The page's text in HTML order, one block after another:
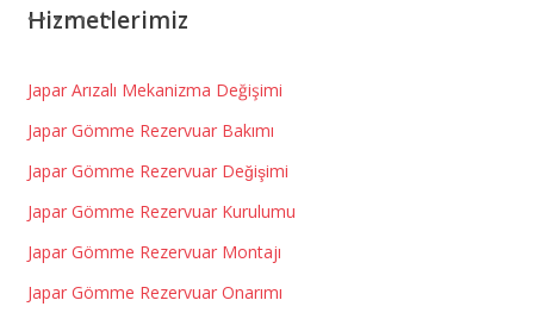
Hizmetlerimiz
Japar Arızalı Mekanizma Değişimi
Japar Gömme Rezervuar Bakımı
Japar Gömme Rezervuar Değişimi
Japar Gömme Rezervuar Kurulumu
Japar Gömme Rezervuar Montajı
Japar Gömme Rezervuar Onarımı